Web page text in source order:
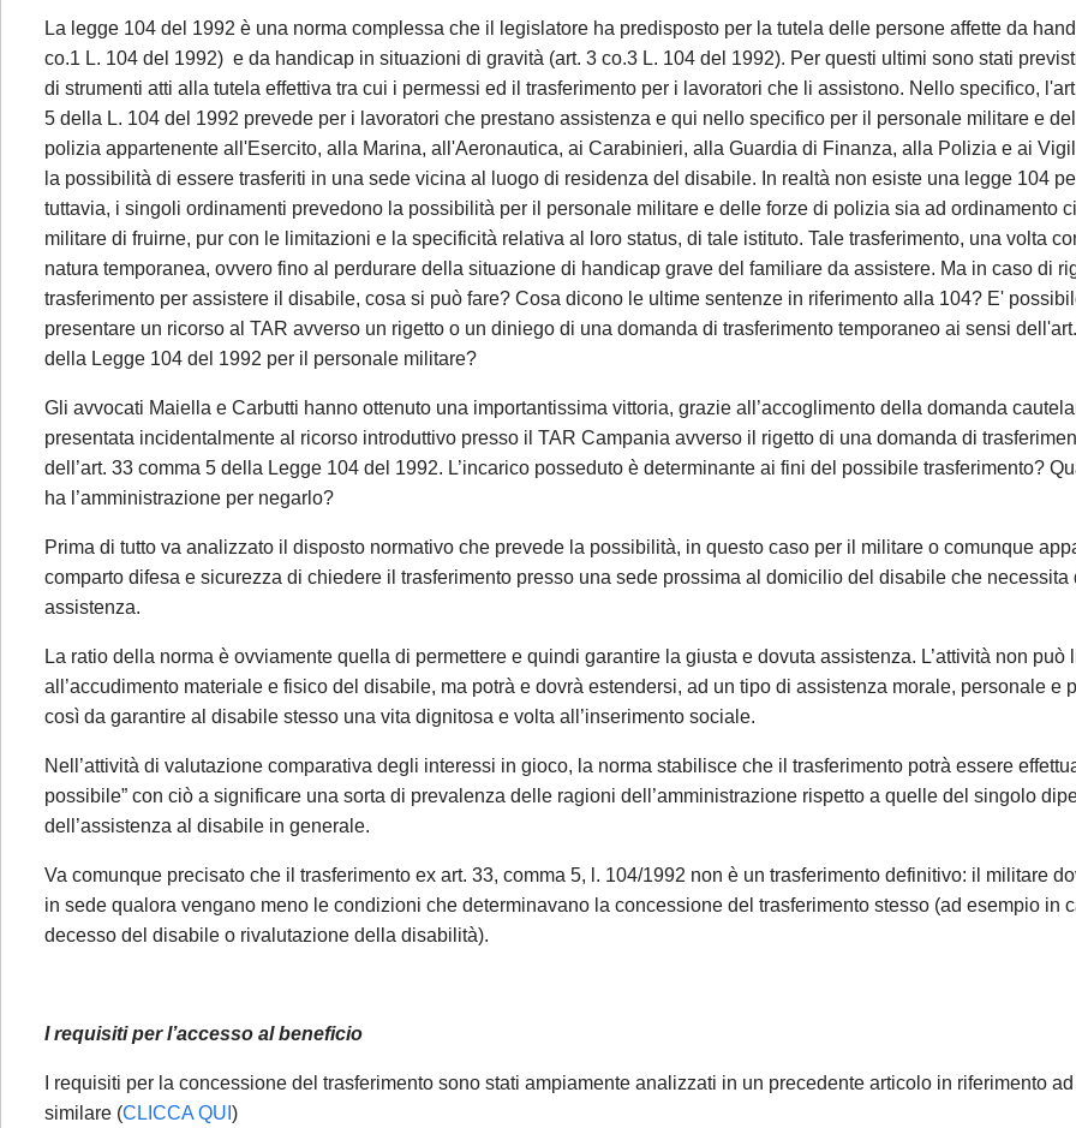
La legge 104 del 1992 è una norma complessa che il legislatore ha predisposto per la tutela delle persone affette da
co.1 L. 104 del 1992) e da handicap in situazioni di gravità (art. 3 co.3 L. 104 del 1992). Per questi ultimi sono stati
di strumenti atti alla tutela effettiva tra cui i permessi ed il trasferimento per i lavoratori che li assistono. Nello specifico,
5 della L. 104 del 1992 prevede per i lavoratori che prestano assistenza e qui nello specifico per il personale militare e
polizia appartenente all'Esercito, alla Marina, all'Aeronautica, ai Carabinieri, alla Guardia di Finanza, alla Polizia e ai
la possibilità di essere trasferiti in una sede vicina al luogo di residenza del disabile. In realtà non esiste una legge 104
tuttavia, i singoli ordinamenti prevedono la possibilità per il personale militare e delle forze di polizia sia ad ordinamento
militare di fruirne, pur con le limitazioni e la specificità relativa al loro status, di tale istituto. Tale trasferimento, una volta
natura temporanea, ovvero fino al perdurare della situazione di handicap grave del familiare da assistere. Ma in caso di
trasferimento per assistere il disabile, cosa si può fare? Cosa dicono le ultime sentenze in riferimento alla 104? E'
presentare un ricorso al TAR avverso un rigetto o un diniego di una domanda di trasferimento temporaneo ai sensi
della Legge 104 del 1992 per il personale militare?
Gli avvocati Maiella e Carbutti hanno ottenuto una importantissima vittoria, grazie all’accoglimento della domanda
presentata incidentalmente al ricorso introduttivo presso il TAR Campania avverso il rigetto di una domanda di
dell’art. 33 comma 5 della Legge 104 del 1992. L’incarico posseduto è determinante ai fini del possibile trasferimento?
ha l’amministrazione per negarlo?
Prima di tutto va analizzato il disposto normativo che prevede la possibilità, in questo caso per il militare o comunque
comparto difesa e sicurezza di chiedere il trasferimento presso una sede prossima al domicilio del disabile che necessita
assistenza.
La ratio della norma è ovviamente quella di permettere e quindi garantire la giusta e dovuta assistenza. L’attività non può
all’accudimento materiale e fisico del disabile, ma potrà e dovrà estendersi, ad un tipo di assistenza morale, personale e
così da garantire al disabile stesso una vita dignitosa e volta all’inserimento sociale.
Nell’attività di valutazione comparativa degli interessi in gioco, la norma stabilisce che il trasferimento potrà essere
possibile” con ciò a significare una sorta di prevalenza delle ragioni dell’amministrazione rispetto a quelle del singolo
dell’assistenza al disabile in generale.
Va comunque precisato che il trasferimento ex art. 33, comma 5, l. 104/1992 non è un trasferimento definitivo: il militare
in sede qualora vengano meno le condizioni che determinavano la concessione del trasferimento stesso (ad esempio in
decesso del disabile o rivalutazione della disabilità).
I requisiti per l’accesso al beneficio
I requisiti per la concessione del trasferimento sono stati ampiamente analizzati in un precedente articolo in riferimento
similare (CLICCA QUI )
La informiamo che in occasione del periodo estivo e